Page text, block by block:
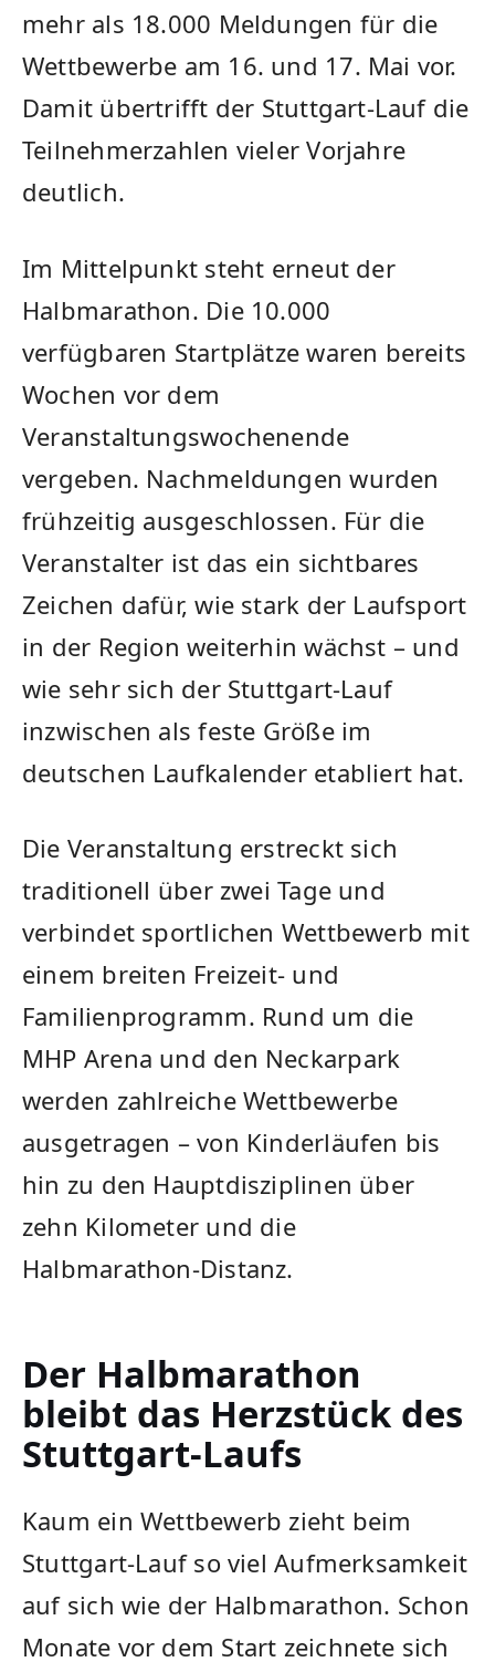
mehr als 18.000 Meldungen für die
Wettbewerbe am 16. und 17. Mai vor.
Damit übertrifft der Stuttgart-Lauf die
Teilnehmerzahlen vieler Vorjahre
deutlich.
Im Mittelpunkt steht erneut der
Halbmarathon. Die 10.000
verfügbaren Startplätze waren bereits
Wochen vor dem
Veranstaltungswochenende
vergeben. Nachmeldungen wurden
frühzeitig ausgeschlossen. Für die
Veranstalter ist das ein sichtbares
Zeichen dafür, wie stark der Laufsport
in der Region weiterhin wächst – und
wie sehr sich der Stuttgart-Lauf
inzwischen als feste Größe im
deutschen Laufkalender etabliert hat.
Die Veranstaltung erstreckt sich
traditionell über zwei Tage und
verbindet sportlichen Wettbewerb mit
einem breiten Freizeit- und
Familienprogramm. Rund um die
MHP Arena und den Neckarpark
werden zahlreiche Wettbewerbe
ausgetragen – von Kinderläufen bis
hin zu den Hauptdisziplinen über
zehn Kilometer und die
Halbmarathon-Distanz.
Der Halbmarathon
bleibt das Herzstück des
Stuttgart-Laufs
Kaum ein Wettbewerb zieht beim
Stuttgart-Lauf so viel Aufmerksamkeit
auf sich wie der Halbmarathon. Schon
Monate vor dem Start zeichnete sich